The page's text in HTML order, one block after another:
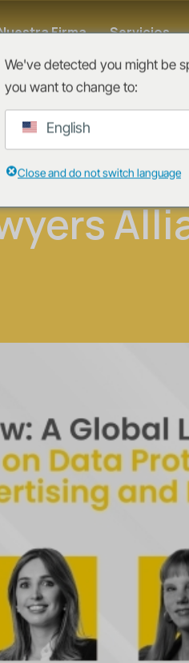
Firma Servicios
en el
Global
We've detected you might be
you want to change to:
English
Close and do not switch language